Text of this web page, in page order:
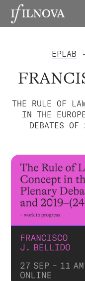
EPLAB
THE RULE OF
IN THE
DEBATES